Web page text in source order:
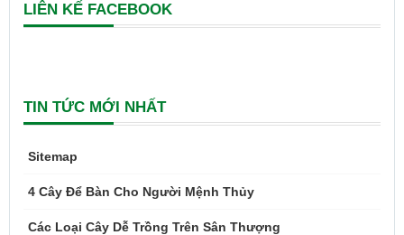
LIÊN KẾ FACEBOOK
TIN TỨC MỚI NHẤT
Sitemap
4 Cây Để Bàn Cho Người Mệnh Thủy
Các Loại Cây Dễ Trồng Trên Sân Thượng